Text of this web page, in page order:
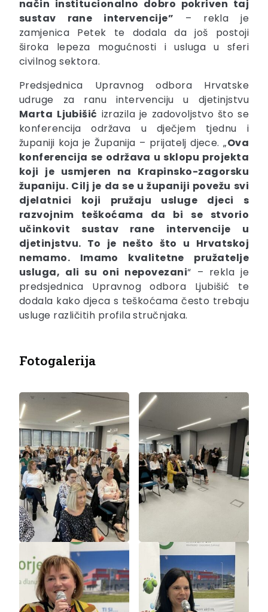
način institucionalno dobro pokriven taj
sustav rane intervencije” – rekla je
zamjenica Petek te dodala da još postoji
široka lepeza mogućnosti i usluga u sferi
civilnog sektora.
Predsjednica Upravnog odbora Hrvatske
udruge za ranu intervenciju u djetinjstvu
Marta Ljubišić izrazila je zadovoljstvo što se
konferencija održava u dječjem tjednu i
županiji koja je Županija – prijatelj djece. „Ova
konferencija se održava u sklopu projekta
koji je usmjeren na Krapinsko-zagorsku
županiju. Cilj je da se u županiji povežu svi
djelatnici koji pružaju usluge djeci s
razvojnim teškoćama da bi se stvorio
učinkovit sustav rane intervencije u
djetinjstvu. To je nešto što u Hrvatskoj
nemamo. Imamo kvalitetne pružatelje
usluga, ali su oni nepovezani“ – rekla je
predsjednica Upravnog odbora Ljubišić te
dodala kako djeca s teškoćama često trebaju
usluge različitih profila stručnjaka.
Fotogalerija